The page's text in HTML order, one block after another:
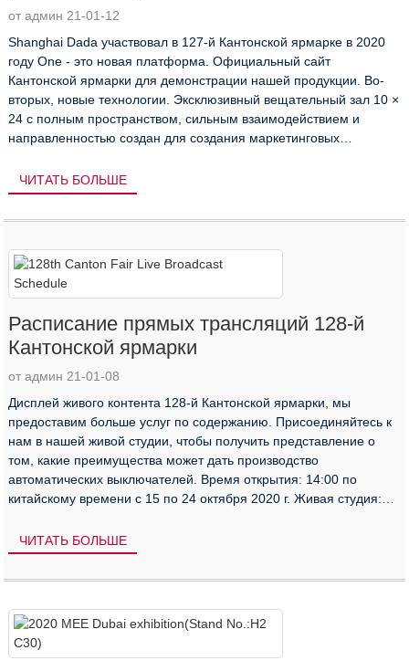
от админ 21-01-12
Shanghai Dada участвовал в 127-й Кантонской ярмарке в 2020
году One - это новая платформа. Официальный сайт
Кантонской ярмарки для демонстрации нашей продукции. Во-
вторых, новые технологии. Эксклюзивный вещательный зал 10 ×
24 с полным пространством, сильным взаимодействием и
направленностью создан для создания маркетинговых
ЧИТАТЬ БОЛЬШЕ
Расписание прямых трансляций 128-й
Кантонской ярмарки
от админ 21-01-08
Дисплей живого контента 128-й Кантонской ярмарки, мы
предоставим больше услуг по содержанию. Присоединяйтесь к
нам в нашей живой студии, чтобы получить представление о
том, какие преимущества может дать производство
автоматических выключателей. Время открытия: 14:00 по
китайскому времени с 15 по 24 октября 2020 г. Живая студия:
ЧИТАТЬ БОЛЬШЕ